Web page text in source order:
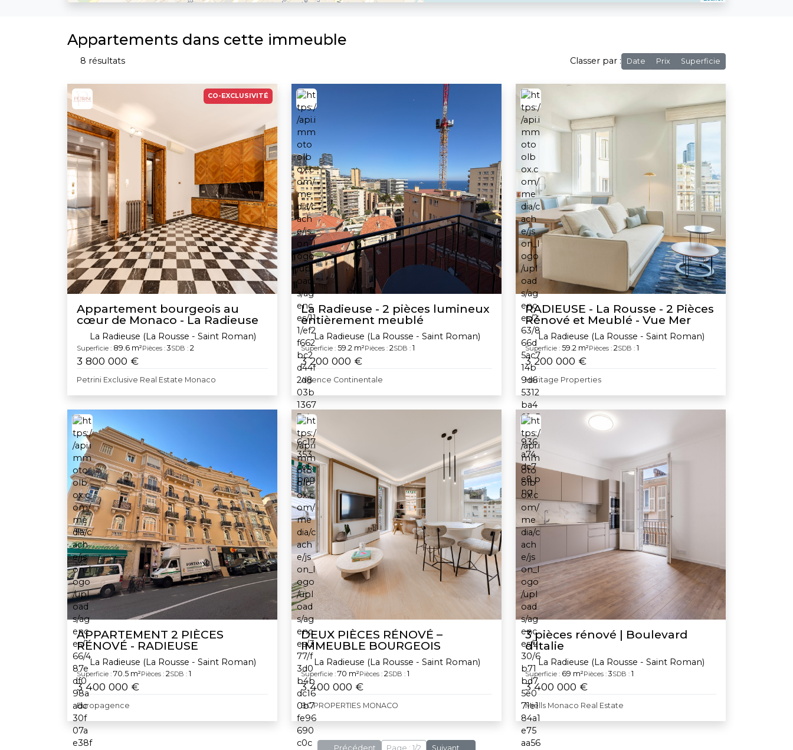
Appartements dans cette immeuble
8 résultats Classer par : Date Prix Superficie
CO-EXCLUSIVITÉ
Appartement bourgeois au
cœur de Monaco - La Radieuse
La Radieuse (La Rousse - Saint Roman)
Superficie : 89.6 m²Pièces : 3SDB : 2
3 800 000 €
Petrini Exclusive Real Estate Monaco
La Radieuse - 2 pièces lumineux
entièrement meublé
La Radieuse (La Rousse - Saint Roman)
Superficie : 59.2 m²Pièces : 2SDB : 1
3 200 000 €
Agence Continentale
RADIEUSE - La Rousse - 2 Pièces
Rénové et Meublé - Vue Mer
La Radieuse (La Rousse - Saint Roman)
Superficie : 59.2 m²Pièces : 2SDB : 1
3 200 000 €
Heritage Properties
APPARTEMENT 2 PIÈCES
RÉNOVÉ - RADIEUSE
La Radieuse (La Rousse - Saint Roman)
Superficie : 70.5 m²Pièces : 2SDB : 1
3 400 000 €
Europagence
DEUX PIÈCES RÉNOVÉ –
IMMEUBLE BOURGEOIS
La Radieuse (La Rousse - Saint Roman)
Superficie : 70 m²Pièces : 2SDB : 1
3 400 000 €
BC PROPERTIES MONACO
3 pièces rénové | Boulevard
d'Italie
La Radieuse (La Rousse - Saint Roman)
Superficie : 69 m²Pièces : 3SDB : 1
3 400 000 €
Miells Monaco Real Estate
Précédent Page : 1/2 Suivant